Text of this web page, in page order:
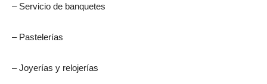
– Servicio de banquetes
– Pastelerías
– Joyerías y relojerías